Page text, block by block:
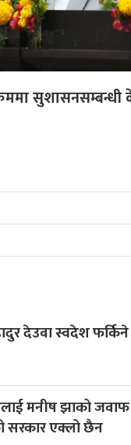
देउवा स्वदेश
मनीष झाको
सरकार एक्लो छैन